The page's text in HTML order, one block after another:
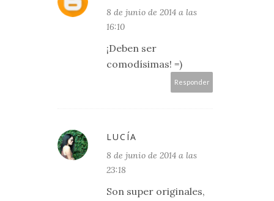
8 de junio de 2014 a las
16:10
¡Deben ser
comodísimas! =)
Responder
LUCÍA
8 de junio de 2014 a las
23:18
Son super originales,